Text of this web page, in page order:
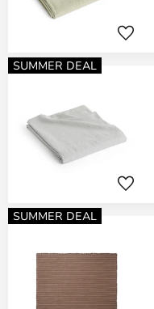
SUMMER DEAL
SUMMER DEAL